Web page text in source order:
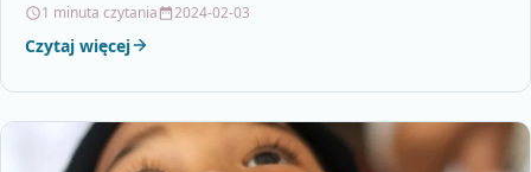
1 minuta czytania 2024-02-03
Czytaj więcej